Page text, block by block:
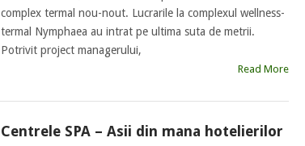
complex termal nou-nout. Lucrarile la complexul wellness-
termal Nymphaea au intrat pe ultima suta de metrii.
Potrivit project managerului,
Read More
Centrele SPA – Asii din mana hotelierilor